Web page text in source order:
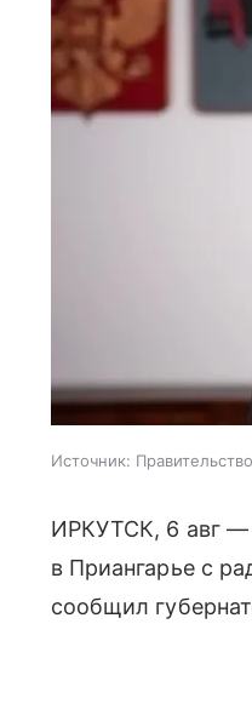
Источник:
ИРКУТСК, 6 авг —
в Приангарье с
сообщил